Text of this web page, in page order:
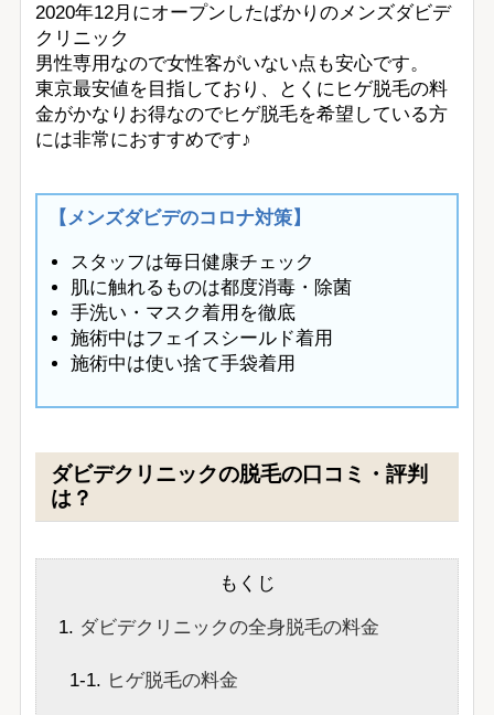
2020年12月にオープンしたばかりのメンズダビデ
クリニック
男性専用なので女性客がいない点も安心です。
東京最安値を目指しており、とくにヒゲ脱毛の料
金がかなりお得なのでヒゲ脱毛を希望している方
には非常におすすめです♪
【メンズダビデのコロナ対策】
スタッフは毎日健康チェック
肌に触れるものは都度消毒・除菌
手洗い・マスク着用を徹底
施術中はフェイスシールド着用
施術中は使い捨て手袋着用
ダビデクリニックの脱毛の口コミ・評判
は？
もくじ
ダビデクリニックの全身脱毛の料金
ヒゲ脱毛の料金